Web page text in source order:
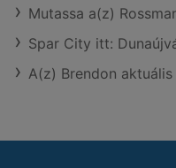
Mutassa a(z)
Spar City itt:
A(z) Brendon